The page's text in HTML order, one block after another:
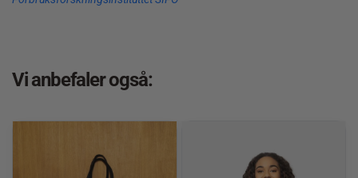
Vi anbefaler også: